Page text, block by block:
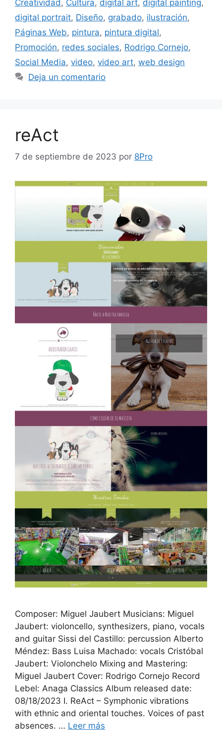
Creatividad , Cultura, digital art, digital painting,
digital portrait, Diseño, grabado, ilustración,
Páginas Web, pintura, pintura digital,
Promoción, redes sociales, Rodrigo Cornejo,
Social Media, video, video art, web design
Deja un comentario
reAct
7 de septiembre de 2023 por 8Pro
Composer: Miguel Jaubert Musicians: Miguel
Jaubert: violoncello, synthesizers, piano, vocals
and guitar Sissi del Castillo: percussion Alberto
Méndez: Bass Luisa Machado: vocals Cristóbal
Jaubert: Violonchelo Mixing and Mastering:
Miguel Jaubert Cover: Rodrigo Cornejo Record
Lebel: Anaga Classics Album released date:
08/18/2023 I. ReAct – Symphonic vibrations
with ethnic and oriental touches. Voices of past
absences. … Leer más